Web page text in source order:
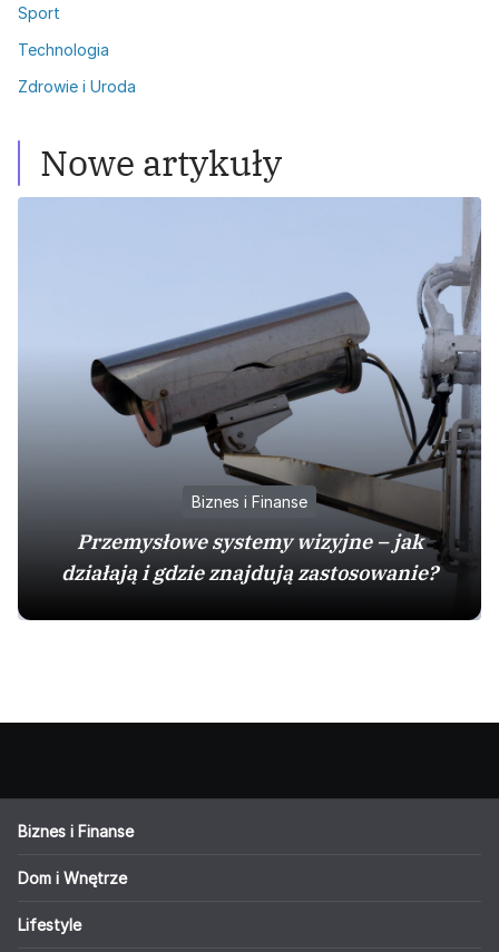
Sport
Technologia
Zdrowie i Uroda
Nowe artykuły
Biznes i Finanse
Przemysłowe systemy wizyjne – jak
działają i gdzie znajdują zastosowanie?
Biznes i Finanse
Dom i Wnętrze
Lifestyle